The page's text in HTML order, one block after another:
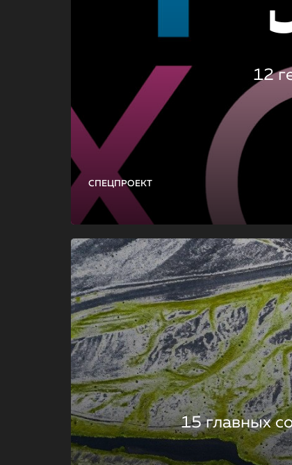
СПЕЦПРОЕКТ
12
15 главных